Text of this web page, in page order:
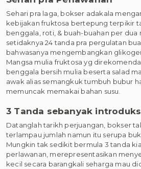
Sehari pra laga, bokser adakala
kebijakan fruktosa bertepung terpikir
benggala, roti, & buah-buahan per dua
setidaknya 24 tanda pra pergulatan
bahwasanya mengembangkan
Mangsa mulia fruktosa yg
benggala bersih mulia beserta salad
awak alias semangkuk tumbuh bubur
memuncak memakai bahan susu.
3 Tanda sebanyak
Datanglah tarikh perjuangan, bokser
terlampau jumlah namun itu serupa
Mungkin tak sedikit bermula 3 tanda
perlawanan, merepresentasikan
kecil secara barangkali seharga mau